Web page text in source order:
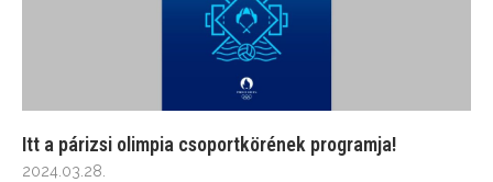
Itt a párizsi olimpia csoportkörének programja!
2024.03.28.